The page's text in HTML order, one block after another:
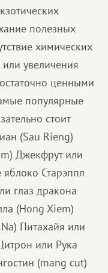
полезных
химических
увеличения
ценными
популярные
стоит
(Sau Rieng)
Джекфрут или
Старэппл
глаз дракона
(Hong Xiem)
Питахайя или
или Рука
(mang cut)